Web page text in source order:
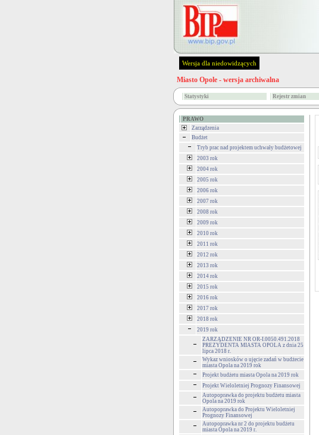
Wersja dla niedowidzących
Miasto Opole - wersja archiwalna
Statystyki Rejestr zmian
PRAWO
Zarządzenia
Budżet
Tryb prac nad projektem uchwały budżetowej
2003 rok
2004 rok
2005 rok
2006 rok
2007 rok
2008 rok
2009 rok
2010 rok
2011 rok
2012 rok
2013 rok
2014 rok
2015 rok
2016 rok
2017 rok
2018 rok
2019 rok
ZARZĄDZENIE NR OR-I.0050.491.2018
PREZYDENTA MIASTA OPOLA z dnia 25
lipca 2018 r.
Wykaz wniosków o ujęcie zadań w budżecie
miasta Opola na 2019 rok
Projekt budżetu miasta Opola na 2019 rok
Projekt Wieloletniej Prognozy Finansowej
Autopoprawka do projektu budżetu miasta
Opola na 2019 rok
Autopoprawka do Projektu Wieloletniej
Prognozy Finansowej
Autopoprawka nr 2 do projektu budżetu
miasta Opola na 2019 r.